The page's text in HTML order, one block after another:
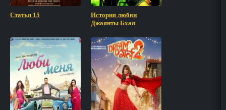
Статья 15
История любви
Джаянты Бхая